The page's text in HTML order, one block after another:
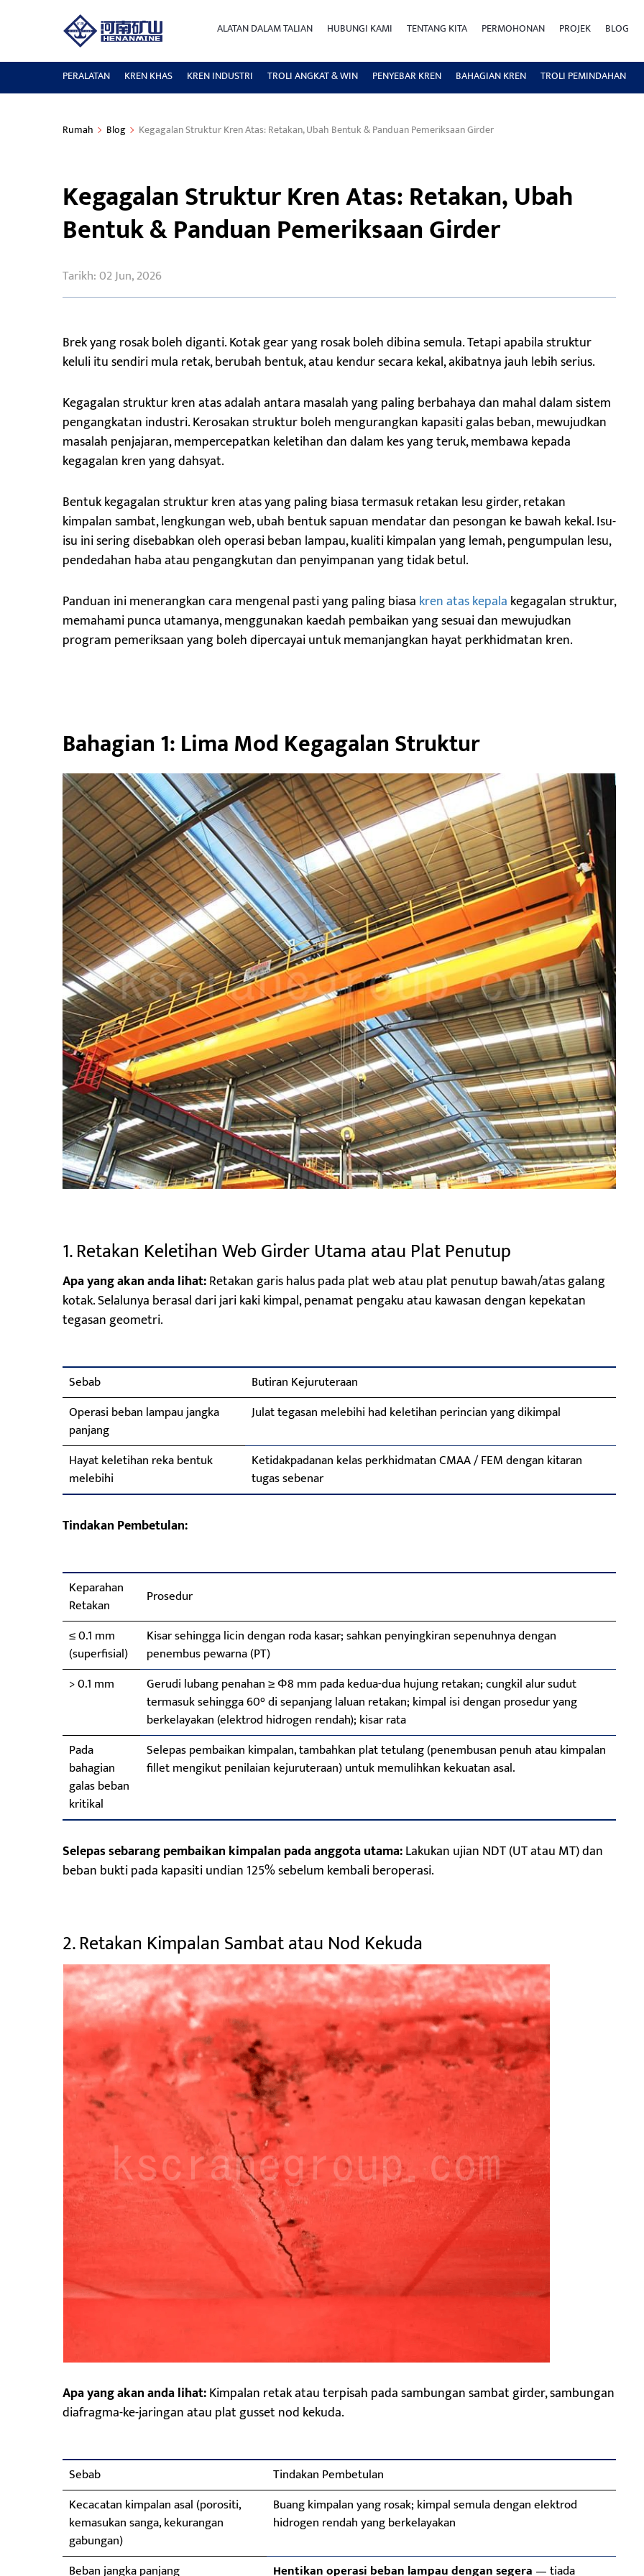
ALATAN DALAM TALIAN HUBUNGI KAMI TENTANG KITA PERMOHONAN PROJEK BLOG
PERALATAN KREN KHAS KREN INDUSTRI TROLI ANGKAT & WIN PENYEBAR KREN BAHAGIAN KREN TROLI PEMINDAHAN
Rumah Blog Kegagalan Struktur Kren Atas: Retakan, Ubah Bentuk & Panduan Pemeriksaan Girder
Kegagalan Struktur Kren Atas: Retakan, Ubah
Bentuk & Panduan Pemeriksaan Girder
Tarikh: 02 Jun, 2026
Brek yang rosak boleh diganti. Kotak gear yang rosak boleh dibina semula. Tetapi apabila struktur
keluli itu sendiri mula retak, berubah bentuk, atau kendur secara kekal, akibatnya jauh lebih serius.
Kegagalan struktur kren atas adalah antara masalah yang paling berbahaya dan mahal dalam sistem
pengangkatan industri. Kerosakan struktur boleh mengurangkan kapasiti galas beban, mewujudkan
masalah penjajaran, mempercepatkan keletihan dan dalam kes yang teruk, membawa kepada
kegagalan kren yang dahsyat.
Bentuk kegagalan struktur kren atas yang paling biasa termasuk retakan lesu girder, retakan
kimpalan sambat, lengkungan web, ubah bentuk sapuan mendatar dan pesongan ke bawah kekal. Isu-
isu ini sering disebabkan oleh operasi beban lampau, kualiti kimpalan yang lemah, pengumpulan lesu,
pendedahan haba atau pengangkutan dan penyimpanan yang tidak betul.
Panduan ini menerangkan cara mengenal pasti yang paling biasa kren atas kepala kegagalan struktur,
memahami punca utamanya, menggunakan kaedah pembaikan yang sesuai dan mewujudkan
program pemeriksaan yang boleh dipercayai untuk memanjangkan hayat perkhidmatan kren.
Bahagian 1: Lima Mod Kegagalan Struktur
1. Retakan Keletihan Web Girder Utama atau Plat Penutup
Apa yang akan anda lihat:Retakan garis halus pada plat web atau plat penutup bawah/atas galang
kotak. Selalunya berasal dari jari kaki kimpal, penamat pengaku atau kawasan dengan kepekatan
tegasan geometri.
Sebab
Butiran Kejuruteraan
Operasi beban lampau jangka
panjang
Julat tegasan melebihi had keletihan perincian yang dikimpal
Hayat keletihan reka bentuk
melebihi
Ketidakpadanan kelas perkhidmatan CMAA / FEM dengan kitaran
tugas sebenar
Tindakan Pembetulan:
Keparahan
Retakan
Prosedur
≤ 0.1 mm
(superfisial)
Kisar sehingga licin dengan roda kasar; sahkan penyingkiran sepenuhnya dengan
penembus pewarna (PT)
> 0.1 mm
Gerudi lubang penahan ≥ Φ8 mm pada kedua-dua hujung retakan; cungkil alur sudut
termasuk sehingga 60° di sepanjang laluan retakan; kimpal isi dengan prosedur yang
berkelayakan (elektrod hidrogen rendah); kisar rata
Pada
bahagian
galas beban
kritikal
Selepas pembaikan kimpalan, tambahkan plat tetulang (penembusan penuh atau kimpalan
fillet mengikut penilaian kejuruteraan) untuk memulihkan kekuatan asal.
Selepas sebarang pembaikan kimpalan pada anggota utama:Lakukan ujian NDT (UT atau MT) dan
beban bukti pada kapasiti undian 125% sebelum kembali beroperasi.
2. Retakan Kimpalan Sambat atau Nod Kekuda
Apa yang akan anda lihat:Kimpalan retak atau terpisah pada sambungan sambat girder, sambungan
diafragma-ke-jaringan atau plat gusset nod kekuda.
Sebab
Tindakan Pembetulan
Kecacatan kimpalan asal (porositi,
kemasukan sanga, kekurangan
gabungan)
Buang kimpalan yang rosak; kimpal semula dengan elektrod
hidrogen rendah yang berkelayakan
Beban jangka panjang Hentikan operasi beban lampau dengan segera — tiada